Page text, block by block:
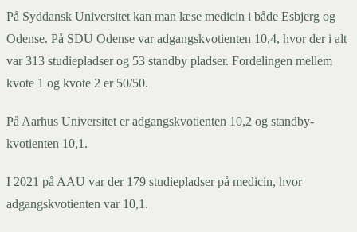
På Syddansk Universitet kan man læse medicin i både Esbjerg og
Odense. På SDU Odense var adgangskvotienten 10,4, hvor der i alt
var 313 studiepladser og 53 standby pladser. Fordelingen mellem
kvote 1 og kvote 2 er 50/50.
På Aarhus Universitet er adgangskvotienten 10,2 og standby-
kvotienten 10,1.
I 2021 på AAU var der 179 studiepladser på medicin, hvor
adgangskvotienten var 10,1.